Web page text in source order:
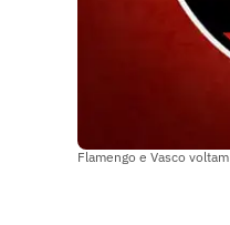
Flamengo e Vasco